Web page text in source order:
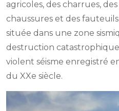
agricoles, des charrues,
chaussures et des
située dans une zone
destruction
violent séisme enregistré
du XXe siècle.